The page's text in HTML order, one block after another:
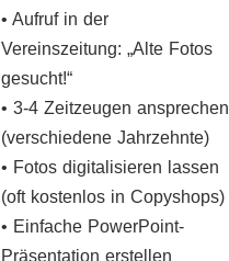
• Aufruf in der
Vereinszeitung: „Alte Fotos
gesucht!“
• 3-4 Zeitzeugen ansprechen
(verschiedene Jahrzehnte)
• Fotos digitalisieren lassen
(oft kostenlos in Copyshops)
• Einfache PowerPoint-
Präsentation erstellen